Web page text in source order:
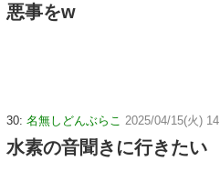
悪事をw
30: 名無しどんぶらこ 2025/04/15(火)
水素の音聞きに行きたい